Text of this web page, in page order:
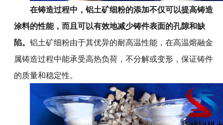
在铸造过程中，铝土矿细粉的添加不仅可以提高铸造
涂料的性能，而且可以有效地减少铸件表面的孔隙和缺
陷。铝土矿细粉由于其优异的耐高温性能，在高温熔融金
属铸造过程中能承受高热负荷，不分解或变形，保证铸件
的质量和稳定性。